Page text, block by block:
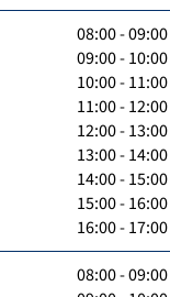
08:00 - 09:00
09:00 - 10:00
10:00 - 11:00
11:00 - 12:00
12:00 - 13:00
13:00 - 14:00
14:00 - 15:00
15:00 - 16:00
16:00 - 17:00
08:00 - 09:00